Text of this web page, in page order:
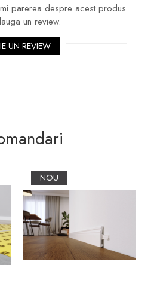
parerea despre acest produs
un review.
UN REVIEW
NOU